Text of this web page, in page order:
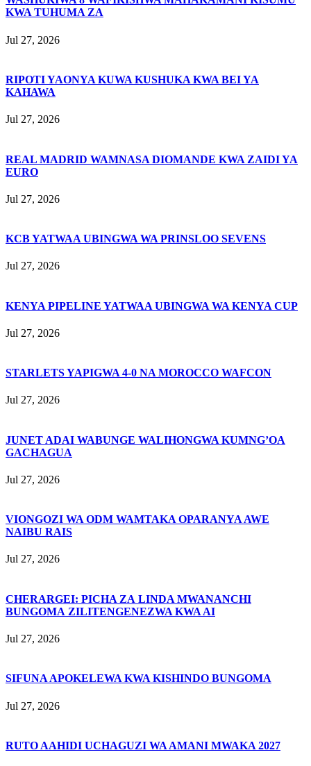
KWA TUHUMA ZA
Jul 27, 2026
RIPOTI YAONYA KUWA KUSHUKA KWA BEI YA
KAHAWA
Jul 27, 2026
REAL MADRID WAMNASA DIOMANDE KWA ZAIDI YA
EURO
Jul 27, 2026
KCB YATWAA UBINGWA WA PRINSLOO SEVENS
Jul 27, 2026
KENYA PIPELINE YATWAA UBINGWA WA KENYA CUP
Jul 27, 2026
STARLETS YAPIGWA 4-0 NA MOROCCO WAFCON
Jul 27, 2026
JUNET ADAI WABUNGE WALIHONGWA KUMNG’OA
GACHAGUA
Jul 27, 2026
VIONGOZI WA ODM WAMTAKA OPARANYA AWE
NAIBU RAIS
Jul 27, 2026
CHERARGEI: PICHA ZA LINDA MWANANCHI
BUNGOMA ZILITENGENEZWA KWA AI
Jul 27, 2026
SIFUNA APOKELEWA KWA KISHINDO BUNGOMA
Jul 27, 2026
RUTO AAHIDI UCHAGUZI WA AMANI MWAKA 2027